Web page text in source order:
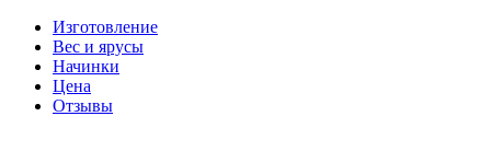
Изготовление
Вес и ярусы
Начинки
Цена
Отзывы